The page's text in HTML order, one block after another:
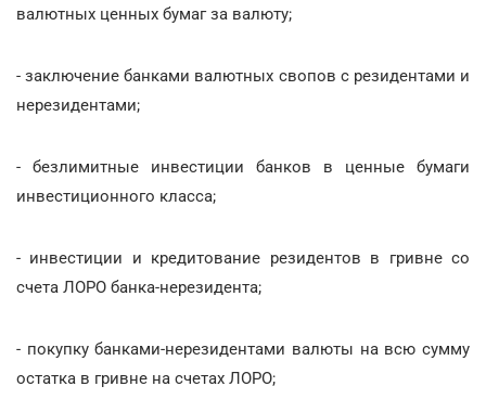
валютных ценных бумаг за валюту;
- заключение банками валютных свопов с резидентами и
нерезидентами;
- безлимитные инвестиции банков в ценные бумаги
инвестиционного класса;
- инвестиции и кредитование резидентов в гривне со
счета ЛОРО банка-нерезидента;
- покупку банками-нерезидентами валюты на всю сумму
остатка в гривне на счетах ЛОРО;